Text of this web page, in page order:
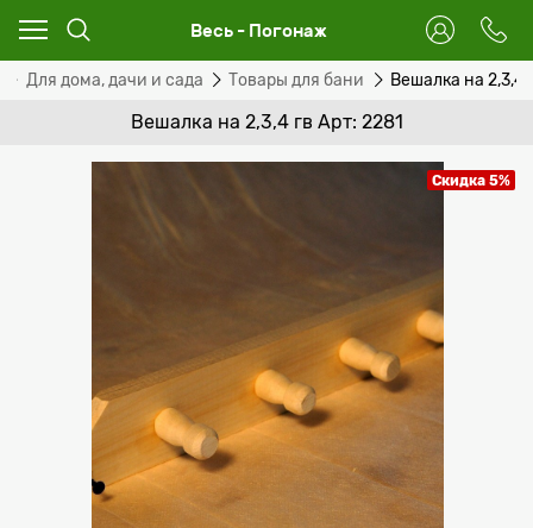
Весь - Погонаж
Для дома, дачи и сада Товары для бани Вешалка на 2,3,4
Вешалка на 2,3,4 гв Арт: 2281
Скидка 5%